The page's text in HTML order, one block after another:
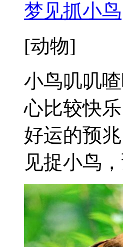
梦见抓小鸟
[动物]
小鸟叽叽
心比较快
好运的预
见捉小鸟